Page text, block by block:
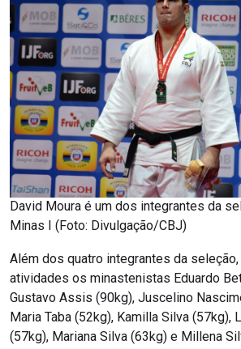
David Moura é um dos integrantes da
Minas I (Foto: Divulgação/CBJ)
Além dos quatro integrantes da
atividades os minastenistas Eduardo
Gustavo Assis (90kg), Juscelino
Maria Taba (52kg), Kamilla Silva (57kg),
(57kg), Mariana Silva (63kg) e Millena